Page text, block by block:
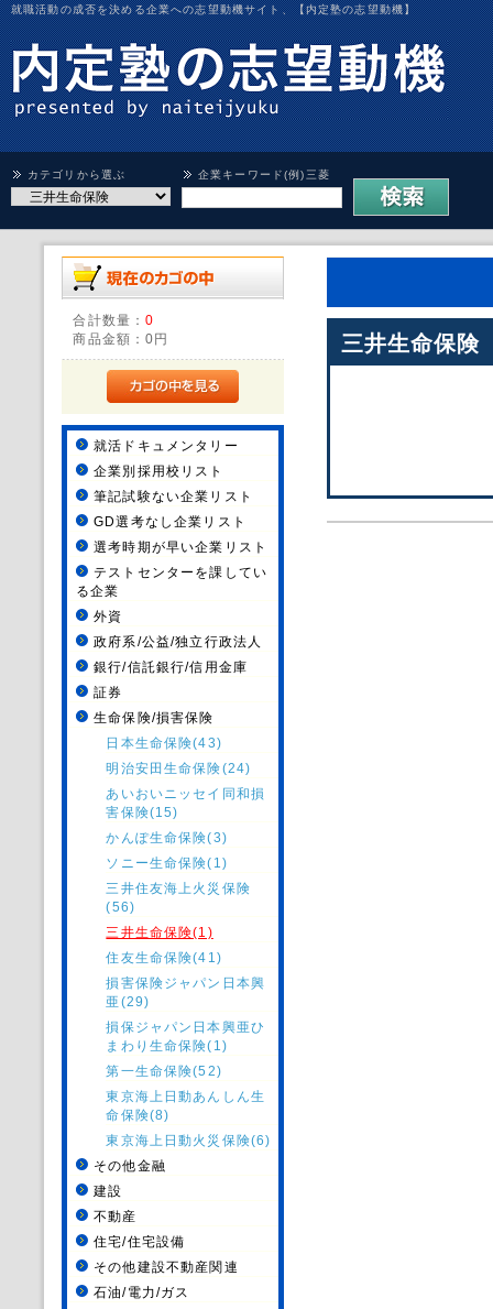
就職活動の成否を決める企業への志望動機サイト、【内定塾の志望動機】
カテゴリから選ぶ 企業キーワード(例)三菱
合計数量：0
商品金額：0円
就活ドキュメンタリー
企業別採用校リスト
筆記試験ない企業リスト
GD選考なし企業リスト
選考時期が早い企業リスト
テストセンターを課してい
る企業
外資
政府系/公益/独立行政法人
銀行/信託銀行/信用金庫
証券
生命保険/損害保険
日本生命保険(43)
明治安田生命保険(24)
あいおいニッセイ同和損
害保険(15)
かんぽ生命保険(3)
ソニー生命保険(1)
三井住友海上火災保険
(56)
三井生命保険(1)
住友生命保険(41)
損害保険ジャパン日本興
亜(29)
損保ジャパン日本興亜ひ
まわり生命保険(1)
第一生命保険(52)
東京海上日動あんしん生
命保険(8)
東京海上日動火災保険(6)
その他金融
建設
不動産
住宅/住宅設備
その他建設不動産関連
石油/電力/ガス
三井生命保険